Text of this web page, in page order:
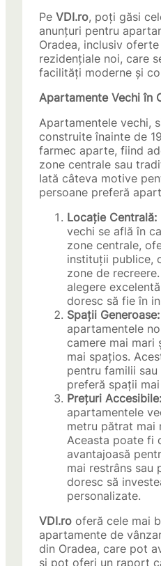
Pe VDI.ro, poți găsi
anunțuri pentru
Oradea, inclusiv
rezidențiale noi, care
facilități moderne și
Apartamente Vechi în
Apartamentele vechi,
construite înainte de
farmec aparte, fiind
zone centrale sau
Iată câteva motive
persoane preferă
Locație Centrală:
vechi se află în
zone centrale,
instituții publice,
zone de
alegere
doresc să fie în
Spații Generoase:
apartamentele
camere mai mari
mai spațios.
pentru familii
preferă spații
Prețuri Accesibile:
apartamentele
metru pătrat mai
Aceasta poate fi
avantajoasă
mai restrâns sau
doresc să
personalizate.
VDI.ro oferă cele mai
apartamente de
din Oradea, care pot
și pot oferi un raport